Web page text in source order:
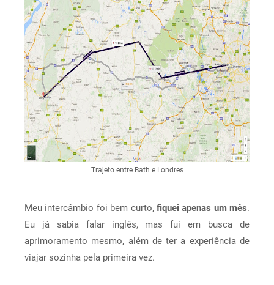
Trajeto entre Bath e Londres
Meu intercâmbio foi bem curto, fiquei apenas um mês.
Eu já sabia falar inglês, mas fui em busca de
aprimoramento mesmo, além de ter a experiência de
viajar sozinha pela primeira vez.